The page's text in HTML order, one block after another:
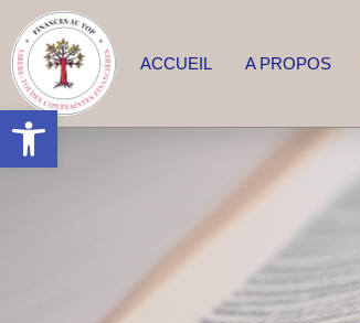
Ouvrir la barre d’outils
ACCUEIL A PROPOS